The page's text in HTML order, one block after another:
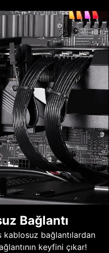
Bağlantı
bağlantılardan
keyfini çıkar!